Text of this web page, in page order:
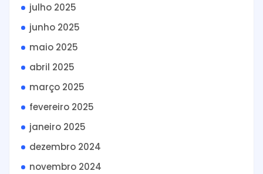
julho 2025
junho 2025
maio 2025
abril 2025
março 2025
fevereiro 2025
janeiro 2025
dezembro 2024
novembro 2024